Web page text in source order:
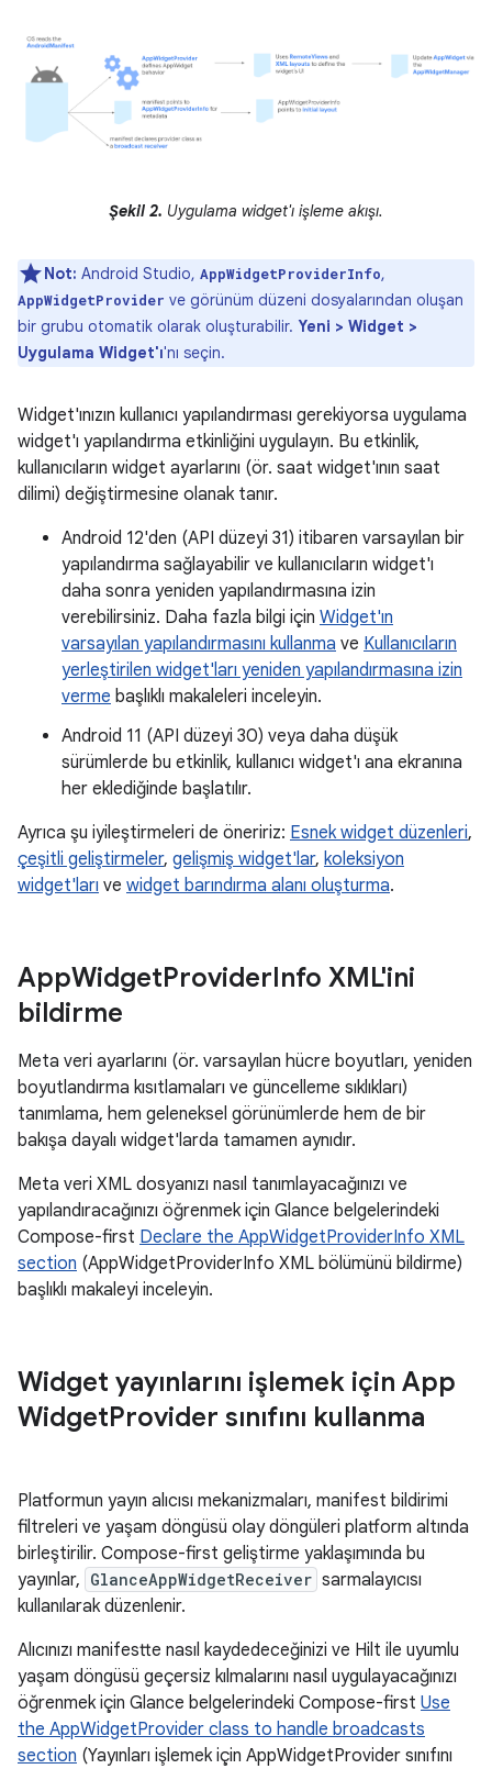
Şekil 2. Uygulama widget'ı işleme akışı.
Not: Android Studio, AppWidgetProviderInfo,
AppWidgetProvider ve görünüm düzeni dosyalarından oluşan
bir grubu otomatik olarak oluşturabilir. Yeni > Widget >
Uygulama Widget'ı'nı seçin.
Widget'ınızın kullanıcı yapılandırması gerekiyorsa uygulama
widget'ı yapılandırma etkinliğini uygulayın. Bu etkinlik,
kullanıcıların widget ayarlarını (ör. saat widget'ının saat
dilimi) değiştirmesine olanak tanır.
Android 12'den (API düzeyi 31) itibaren varsayılan bir
yapılandırma sağlayabilir ve kullanıcıların widget'ı
daha sonra yeniden yapılandırmasına izin
verebilirsiniz. Daha fazla bilgi için Widget'ın
varsayılan yapılandırmasını kullanma ve Kullanıcıların
yerleştirilen widget'ları yeniden yapılandırmasına izin
verme başlıklı makaleleri inceleyin.
Android 11 (API düzeyi 30) veya daha düşük
sürümlerde bu etkinlik, kullanıcı widget'ı ana ekranına
her eklediğinde başlatılır.
Ayrıca şu iyileştirmeleri de öneririz: Esnek widget düzenleri,
çeşitli geliştirmeler, gelişmiş widget'lar, koleksiyon
widget'ları ve widget barındırma alanı oluşturma.
AppWidgetProviderInfo XML'ini
bildirme
Meta veri ayarlarını (ör. varsayılan hücre boyutları, yeniden
boyutlandırma kısıtlamaları ve güncelleme sıklıkları)
tanımlama, hem geleneksel görünümlerde hem de bir
bakışa dayalı widget'larda tamamen aynıdır.
Meta veri XML dosyanızı nasıl tanımlayacağınızı ve
yapılandıracağınızı öğrenmek için Glance belgelerindeki
Compose-first Declare the AppWidgetProviderInfo XML
section (AppWidgetProviderInfo XML bölümünü bildirme)
başlıklı makaleyi inceleyin.
Widget yayınlarını işlemek için App
WidgetProvider sınıfını kullanma
Platformun yayın alıcısı mekanizmaları, manifest bildirimi
filtreleri ve yaşam döngüsü olay döngüleri platform altında
birleştirilir. Compose-first geliştirme yaklaşımında bu
yayınlar, GlanceAppWidgetReceiver sarmalayıcısı
kullanılarak düzenlenir.
Alıcınızı manifestte nasıl kaydedeceğinizi ve Hilt ile uyumlu
yaşam döngüsü geçersiz kılmalarını nasıl uygulayacağınızı
öğrenmek için Glance belgelerindeki Compose-first Use
the AppWidgetProvider class to handle broadcasts
section (Yayınları işlemek için AppWidgetProvider sınıfını